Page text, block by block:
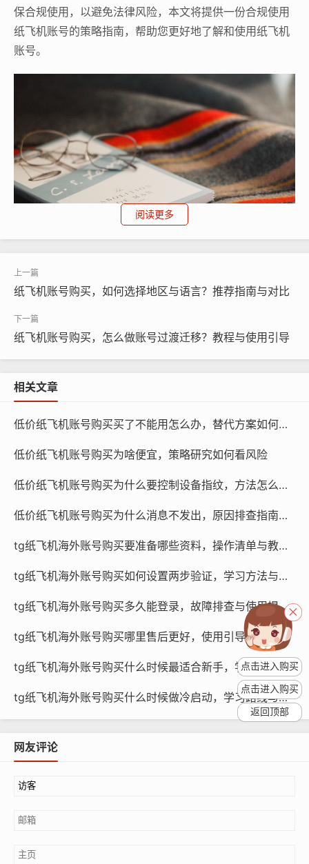
保合规使用，以避免法律风险，本文将提供一份合规使用
纸飞机账号的策略指南，帮助您更好地了解和使用纸飞机
账号。
纸飞机账号购买, 在线购买tg账号, 电报聊天账号购买,wdd
了解纸飞机账号购买的法律规定
据我国《中华人民共和国网络安全法》和《中华人民共和
以下原则：
纸飞机账号购买, 在线购买tg账号, 电报聊天账号购买,wdd
不得购买、使用虚假账号，包括但不限于虚假身份、虚假
地理位置等；
不得购买、使用涉嫌违法、违规的账号，包括但不限于传
播虚假信息、发布违法广告等；
不得购买、使用涉嫌侵犯他人合法权益的账号，包括但不
不得购买、使用涉嫌恶意营销、刷单的账号，包括但不限
阅读更多
纸飞机账号购买，如何选择地区与语言？推荐指南与对比
纸飞机账号购买，怎么做账号过渡迁移？教程与使用引导
相关文章
低价纸飞机账号购买买了不能用怎么办，替代方案如何处理
低价纸飞机账号购买为啥便宜，策略研究如何看风险
低价纸飞机账号购买为什么要控制设备指纹，方法怎么降低风险
低价纸飞机账号购买为什么消息不发出，原因排查指南怎么做
tg纸飞机海外账号购买要准备哪些资料，操作清单与教程？
tg纸飞机海外账号购买如何设置两步验证，学习方法与引导？
tg纸飞机海外账号购买多久能登录，故障排查与使用提示？
tg纸飞机海外账号购买哪里售后更好，使用引导与指南？
tg纸飞机海外账号购买什么时候最适合新手，学习方法与引导？
tg纸飞机海外账号购买什么时候做冷启动，学习路线与策略？
网友评论
点击进入购买
点击进入购买
返回顶部